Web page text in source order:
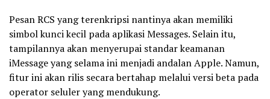
Pesan RCS yang terenkripsi nantinya akan memiliki
simbol kunci kecil pada aplikasi Messages. Selain itu,
tampilannya akan menyerupai standar keamanan
iMessage yang selama ini menjadi andalan Apple. Namun,
fitur ini akan rilis secara bertahap melalui versi beta pada
operator seluler yang mendukung.